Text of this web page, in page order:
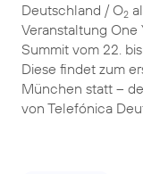
Deutschland / O2
Veranstaltung One
Summit vom 22.
Diese findet zum
München statt –
von Telefónica